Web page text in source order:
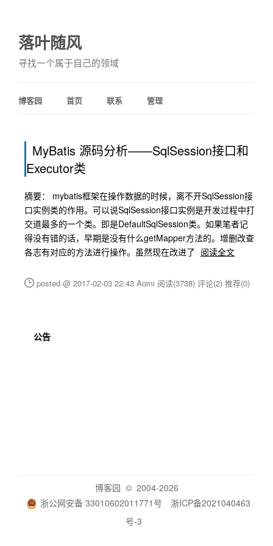
落叶随风
寻找一个属于自己的领域
博客园 首页 联系 管理
MyBatis 源码分析——SqlSession接口和
Executor类
摘要： mybatis框架在操作数据的时候，离不开SqlSession接
口实例类的作用。可以说SqlSession接口实例是开发过程中打
交道最多的一个类。即是DefaultSqlSession类。如果笔者记
得没有错的话，早期是没有什么getMapper方法的。增删改查
各志有对应的方法进行操作。虽然现在改进了 阅读全文
posted @ 2017-02-03 22:43 Aomi 阅读(3738) 评论(2) 推荐(0)
公告
博客园 © 2004-2026
浙公网安备 33010602011771号
浙ICP备2021040463
号-3